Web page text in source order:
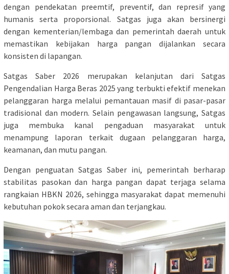
dengan pendekatan preemtif, preventif, dan represif yang
humanis serta proporsional. Satgas juga akan bersinergi
dengan kementerian/lembaga dan pemerintah daerah untuk
memastikan kebijakan harga pangan dijalankan secara
konsisten di lapangan.
Satgas Saber 2026 merupakan kelanjutan dari Satgas
Pengendalian Harga Beras 2025 yang terbukti efektif menekan
pelanggaran harga melalui pemantauan masif di pasar-pasar
tradisional dan modern. Selain pengawasan langsung, Satgas
juga membuka kanal pengaduan masyarakat untuk
menampung laporan terkait dugaan pelanggaran harga,
keamanan, dan mutu pangan.
Dengan penguatan Satgas Saber ini, pemerintah berharap
stabilitas pasokan dan harga pangan dapat terjaga selama
rangkaian HBKN 2026, sehingga masyarakat dapat memenuhi
kebutuhan pokok secara aman dan terjangkau.